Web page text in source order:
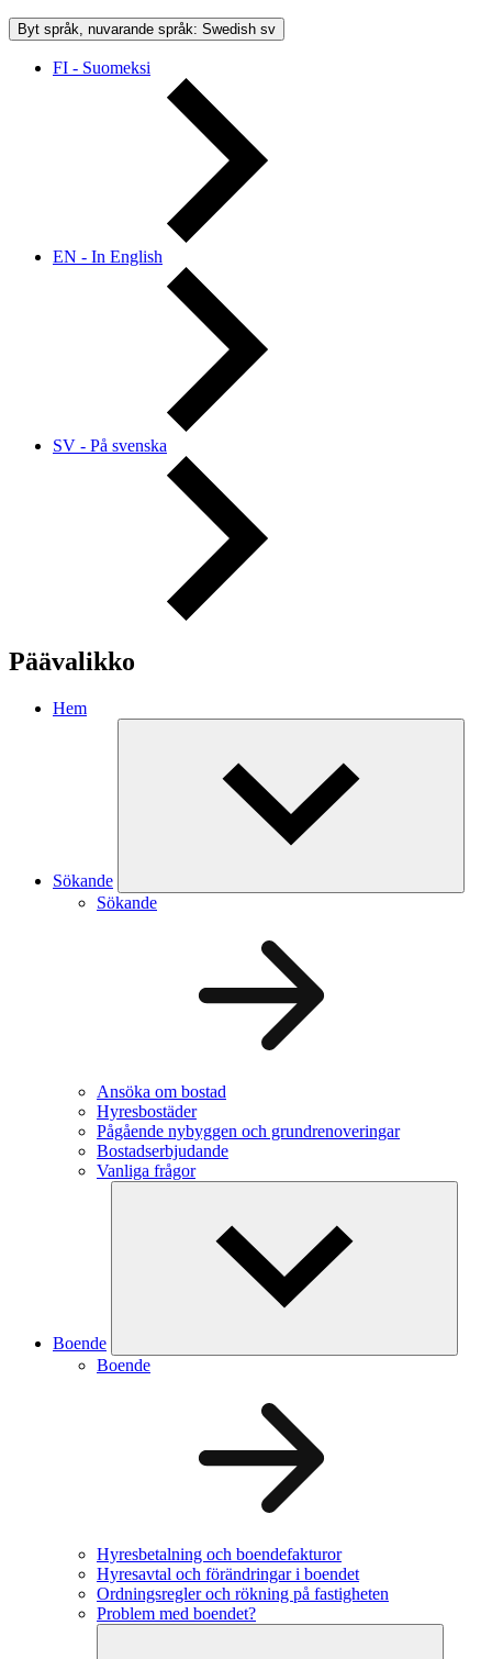
Byt språk, nuvarande språk: Swedish sv
FI - Suomeksi
EN - In English
SV - På svenska
Päävalikko
Hem
Sökande
Sökande
Ansöka om bostad
Hyresbostäder
Pågående nybyggen och grundrenoveringar
Bostadserbjudande
Vanliga frågor
Boende
Boende
Hyresbetalning och boendefakturor
Hyresavtal och förändringar i boendet
Ordningsregler och rökning på fastigheten
Problem med boendet?